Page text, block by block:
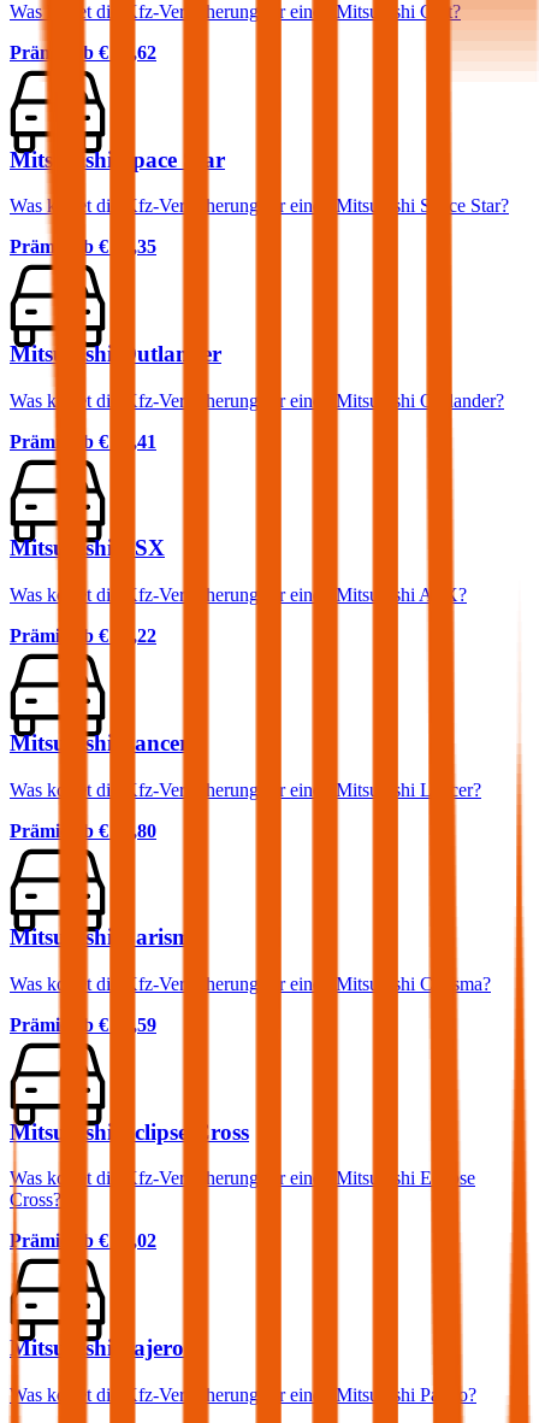
Was kostet die Kfz-Versicherung für einen Mitsubishi Colt?
Prämie ab € 30,62
Mitsubishi Space Star
Was kostet die Kfz-Versicherung für einen Mitsubishi Space Star?
Prämie ab € 30,35
Mitsubishi Outlander
Was kostet die Kfz-Versicherung für einen Mitsubishi Outlander?
Prämie ab € 78,41
Mitsubishi ASX
Was kostet die Kfz-Versicherung für einen Mitsubishi ASX?
Prämie ab € 52,22
Mitsubishi Lancer
Was kostet die Kfz-Versicherung für einen Mitsubishi Lancer?
Prämie ab € 65,80
Mitsubishi Carisma
Was kostet die Kfz-Versicherung für einen Mitsubishi Carisma?
Prämie ab € 56,59
Mitsubishi Eclipse Cross
Was kostet die Kfz-Versicherung für einen Mitsubishi Eclipse
Cross?
Prämie ab € 45,02
Mitsubishi Pajero
Was kostet die Kfz-Versicherung für einen Mitsubishi Pajero?